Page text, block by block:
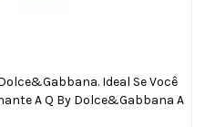
Ideal Se Você
A Q By Dolce&Gabbana A